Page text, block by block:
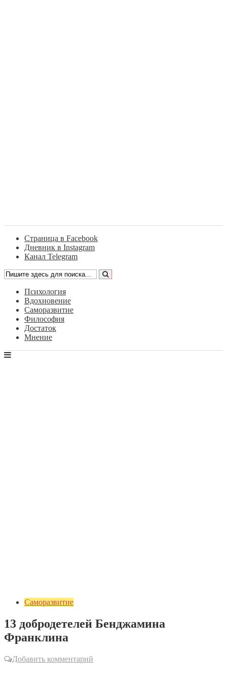
Страница в Facebook
Дневник в Instagram
Канал Telegram
Психология
Вдохновение
Саморазвитие
Философия
Достаток
Мнение
Саморазвитие
13 добродетелей Бенджамина
Франклина
Добавить комментарий